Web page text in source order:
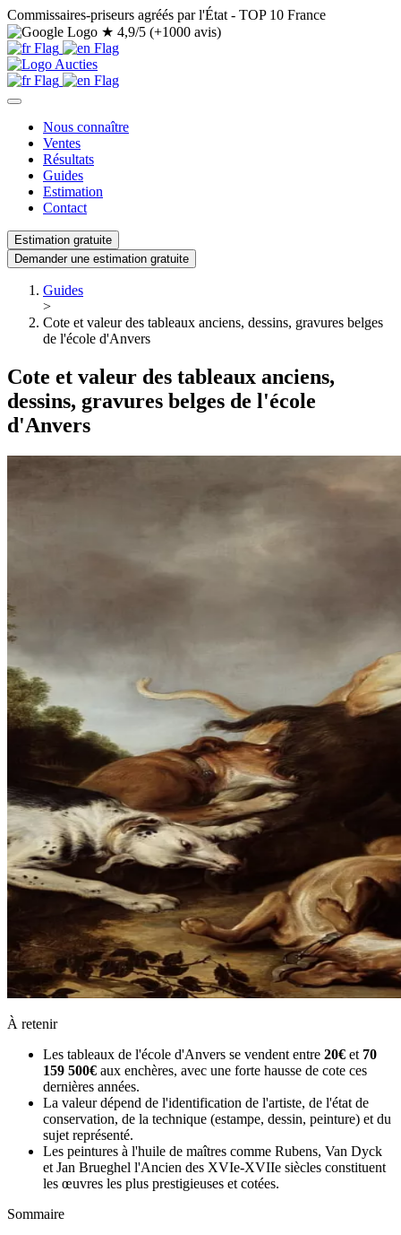
Commissaires-priseurs agréés par l'État - TOP 10 France
★ 4,9/5 (+1000 avis)
Nous connaître
Ventes
Résultats
Guides
Estimation
Contact
Estimation gratuite
Demander une estimation gratuite
Guides
>
Cote et valeur des tableaux anciens, dessins, gravures belges
de l'école d'Anvers
Cote et valeur des tableaux anciens,
dessins, gravures belges de l'école
d'Anvers
À retenir
Les tableaux de l'école d'Anvers se vendent entre 20€ et 70
159 500€ aux enchères, avec une forte hausse de cote ces
dernières années.
La valeur dépend de l'identification de l'artiste, de l'état de
conservation, de la technique (estampe, dessin, peinture) et du
sujet représenté.
Les peintures à l'huile de maîtres comme Rubens, Van Dyck
et Jan Brueghel l'Ancien des XVIe-XVIIe siècles constituent
les œuvres les plus prestigieuses et cotées.
Sommaire